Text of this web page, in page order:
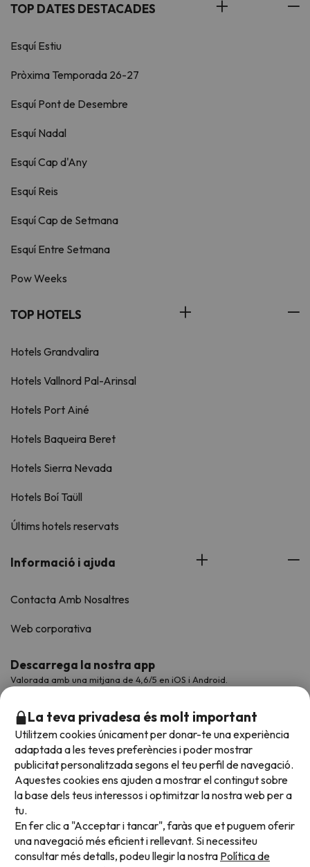
TOP DATES DESTACADES
Esquí Estiu
Pròxima Temporada 26-27
Esquí Pont de Desembre
Esquí Nadal
Esquí Cap d'Any
Esquí Reis
Esquí Cap de Setmana
Esquí Entre Setmana
Pow Weeks
TOP HOTELS
Hotels Grandvalira
Hotels Vallnord Pal-Arinsal
Hotels Port Ainé
Hotels Baqueira Beret
Hotels Sierra Nevada
Hotels Boí Taüll
Últims hotels reservats
Informació i ajuda
Contacta Amb Nosaltres
Web corporativa
Descarrega la nostra app
Valorada amb una mitjana de 4,6/5 en iOS i Android.
Acceptem
La teva privadesa és molt important
Utilitzem cookies únicament per donar-te una experiència
adaptada a les teves preferències i poder mostrar
publicitat personalitzada segons el teu perfil de navegació.
Aquestes cookies ens ajuden a mostrar el contingut sobre
la base dels teus interessos i optimitzar la nostra web per a
tu.
En fer clic a "Acceptar i tancar", faràs que et puguem oferir
una navegació més eficient i rellevant. Si necessiteu
consultar més detalls, podeu llegir la nostra Política de